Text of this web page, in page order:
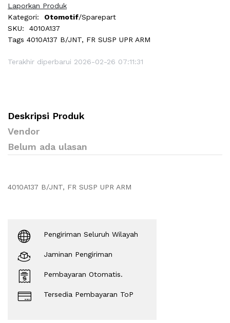
Laporkan Produk
Kategori:
Otomotif/Sparepart
SKU:
4010A137
Tags 4010A137 B/JNT, FR SUSP UPR ARM
Terakhir diperbarui 2026-02-26 07:11:31
Deskripsi Produk
Vendor
Belum ada ulasan
4010A137 B/JNT, FR SUSP UPR ARM
Pengiriman Seluruh Wilayah
Jaminan Pengiriman
Pembayaran Otomatis.
Tersedia Pembayaran ToP